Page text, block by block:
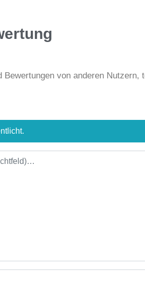
von anderen